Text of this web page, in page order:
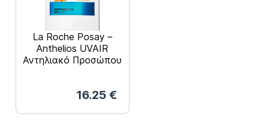
La Roche Posay –
Anthelios UVAIR
Αντηλιακό Προσώπου
16.25 €